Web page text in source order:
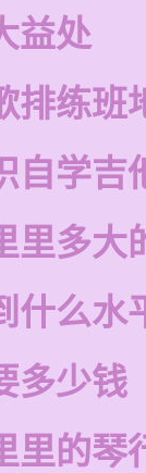
益处
排练班
自学吉
里多大
什么水
多少钱
里的琴